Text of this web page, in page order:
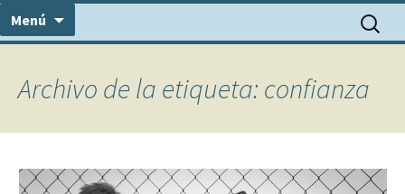
Saltar
al Consulta Dr. Álvarez
Centro Médico Psicosomático
Menú Buscar:
Archivo de la etiqueta: confianza